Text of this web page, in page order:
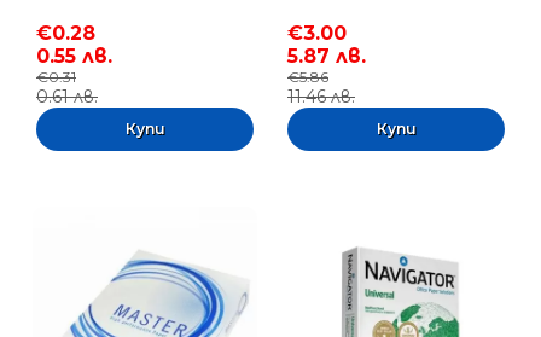
€0.28
0.55 лв.
€0.31
0.61 лв.
€3.00
5.87 лв.
€5.86
11.46 лв.